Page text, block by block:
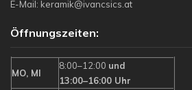
E-Mail: keramik@ivancsics.at
Öffnungszeiten:
MO, MI
8:00–12:00 und
13:00–16:00 Uhr